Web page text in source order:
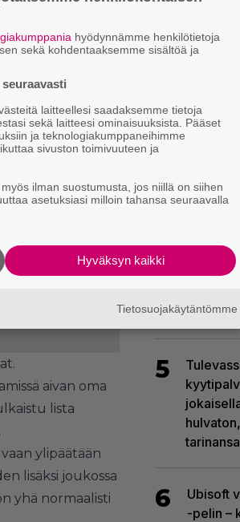
aivan oma
lista
ylipäätään
lisäksi joukossa
yhä normaalisti
Soldier
Recon
3
Uutta
joka on
ympärille
4
Sony
5
tarinansa
6
Ubisoft
-pelin –
hyödynnämme henkilötietoja
sekä kohdentaaksemme sisältöä ja
laitteellesi saadaksemme tietoja
sekä laitteesi ominaisuuksista. Pääset
ja teknologiakumppaneihimme
sivuston toimivuuteen ja
ilman suostumusta, jos niillä on siihen
asetuksiasi milloin tahansa seuraavalla
Hyväksyn kaikki
Tietosuojakäytäntömme